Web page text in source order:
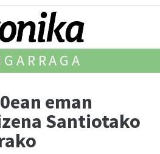
eman
Santiotako